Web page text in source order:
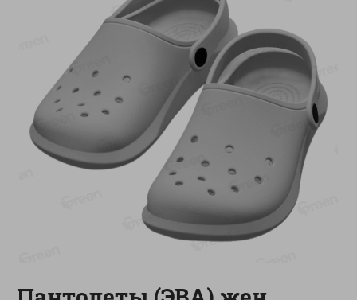
Приложение Green c
доставкой и бонусной картой
App
Store
Google
Play
AppGallery
Время работы Call-центра: Пн.- Пт. с 09.00 до 17.00, СБ, ВС -